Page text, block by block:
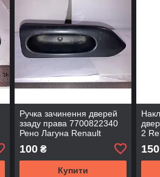
Ручка зачинення дверей
ззаду права 7700822340
Рено Лагуна Renault
100₴
Купити
2
150